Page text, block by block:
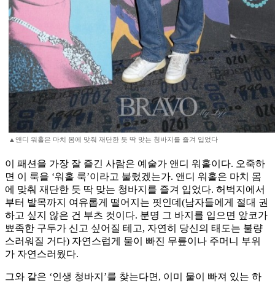
▲앤디 워홀은 마치 몸에 맞춰 재단한 듯 딱 맞는 청바지를 즐겨 입었다
이 패션을 가장 잘 즐긴 사람은 예술가 앤디 워홀이다. 오죽하
면 이 룩을 ‘워홀 룩’이라고 불렀겠는가. 앤디 워홀은 마치 몸
에 맞춰 재단한 듯 딱 맞는 청바지를 즐겨 입었다. 허벅지에서
부터 발목까지 여유롭게 떨어지는 핏인데(남자들에게 절대 권
하고 싶지 않은 건 부츠 컷이다. 분명 그 바지를 입으면 앞코가
뾰족한 구두가 신고 싶어질 테고, 자연히 당신의 태도는 불량
스러워질 거다) 자연스럽게 물이 빠진 무릎이나 주머니 부위
가 자연스러웠다.
그와 같은 ‘인생 청바지’를 찾는다면, 이미 물이 빠져 있는 하